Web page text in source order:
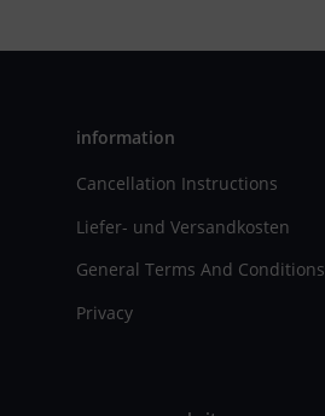
information
Cancellation Instructions
Liefer- und Versandkosten
General Terms And Conditions
Privacy